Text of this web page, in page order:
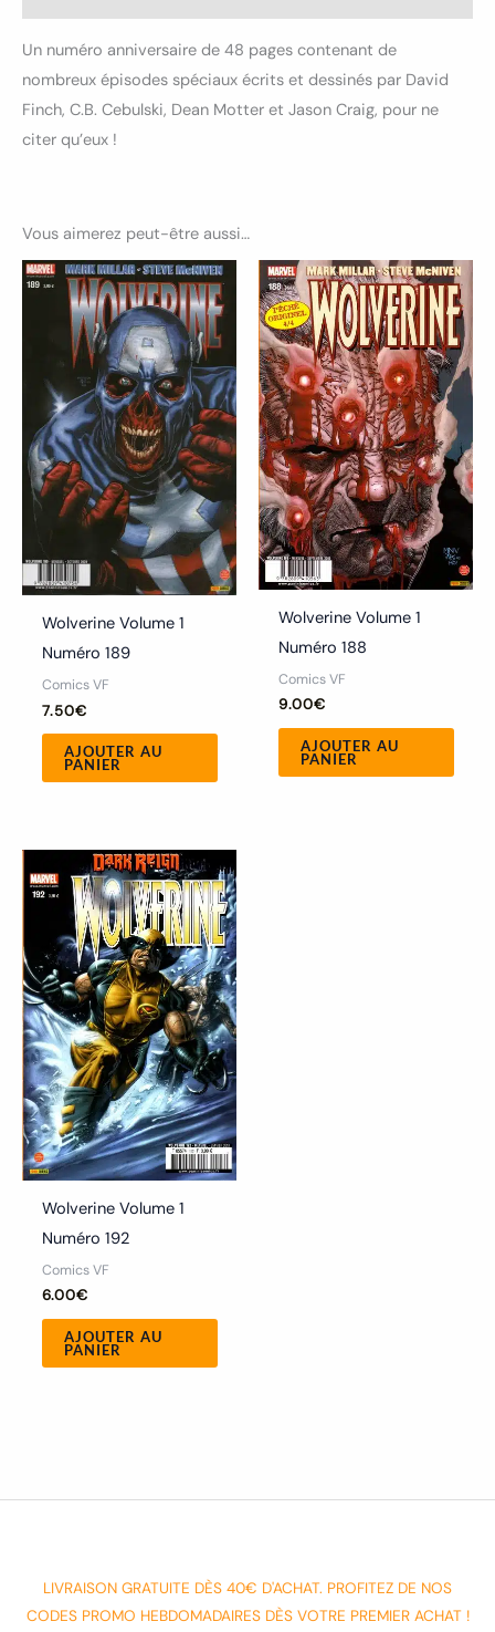
Un numéro anniversaire de 48 pages contenant de
nombreux épisodes spéciaux écrits et dessinés par David
Finch, C.B. Cebulski, Dean Motter et Jason Craig, pour ne
citer qu’eux !
Vous aimerez peut-être aussi…
Wolverine Volume 1
Numéro 189
Comics VF
7.50€
AJOUTER AU
PANIER
Wolverine Volume 1
Numéro 188
Comics VF
9.00€
AJOUTER AU
PANIER
Wolverine Volume 1
Numéro 192
Comics VF
6.00€
AJOUTER AU
PANIER
LIVRAISON GRATUITE DÈS 40€ D'ACHAT. PROFITEZ DE NOS
CODES PROMO HEBDOMADAIRES DÈS VOTRE PREMIER ACHAT !